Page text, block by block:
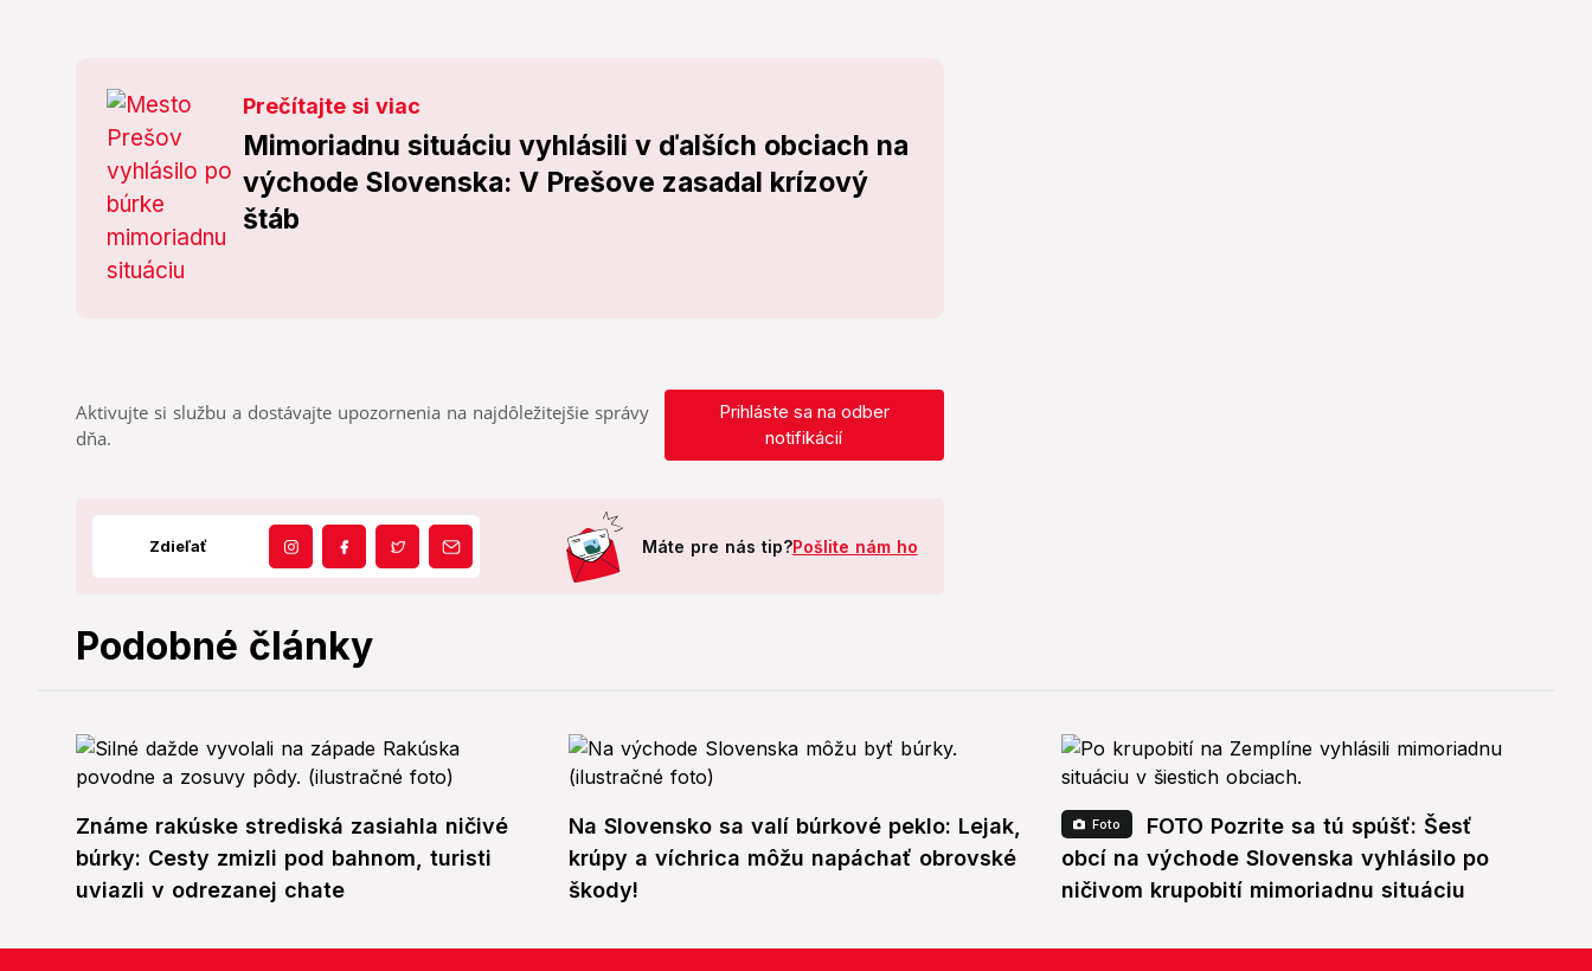
Prečítajte si viac
Mimoriadnu situáciu vyhlásili v ďalších obciach na
východe Slovenska: V Prešove zasadal krízový
štáb
Aktivujte si službu a dostávajte upozornenia na najdôležitejšie správy
dňa.
Prihláste sa na odber
notifikácií
Zdieľať Máte pre nás tip?Pošlite nám ho
Podobné články
Známe rakúske strediská zasiahla ničivé
búrky: Cesty zmizli pod bahnom, turisti
uviazli v odrezanej chate
Na Slovensko sa valí búrkové peklo: Lejak,
krúpy a víchrica môžu napáchať obrovské
škody!
Foto
FOTO Pozrite sa tú spúšť: Šesť
obcí na východe Slovenska vyhlásilo po
ničivom krupobití mimoriadnu situáciu